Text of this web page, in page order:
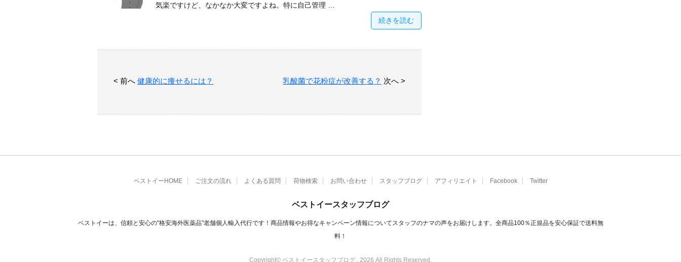
気楽ですけど、なかなか大変ですよね。特に自己管理 …
続きを読む
< 前へ 健康的に痩せるには？ 乳酸菌で花粉症が改善する？ 次へ >
ベストイーHOME ご注文の流れ よくある質問 荷物検索 お問い合わせ スタッフブログ アフィリエイト Facebook Twitter
ベストイースタッフブログ
ベストイーは、信頼と安心の"格安海外医薬品"老舗個人輸入代行です！商品情報やお得なキャンペーン情報についてスタッフのナマの声をお届けします。全商品100％正規品を安心保証で送料無
料！
Copyright© ベストイースタッフブログ , 2026 All Rights Reserved.